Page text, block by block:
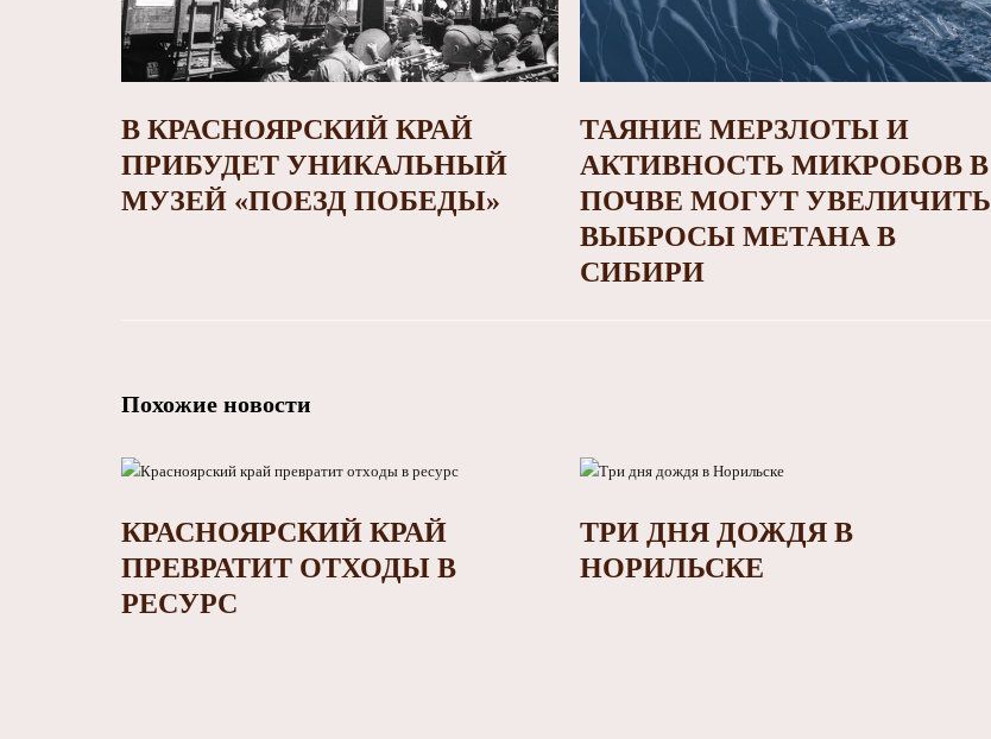
В КРАСНОЯРСКИЙ КРАЙ
ПРИБУДЕТ УНИКАЛЬНЫЙ
МУЗЕЙ «ПОЕЗД ПОБЕДЫ»
ТАЯНИЕ МЕРЗЛОТЫ И
АКТИВНОСТЬ МИКРОБОВ В
ПОЧВЕ МОГУТ УВЕЛИЧИТЬ
ВЫБРОСЫ МЕТАНА В
СИБИРИ
Похожие новости
КРАСНОЯРСКИЙ КРАЙ
ПРЕВРАТИТ ОТХОДЫ В
РЕСУРС
ТРИ ДНЯ ДОЖДЯ В
НОРИЛЬСКЕ